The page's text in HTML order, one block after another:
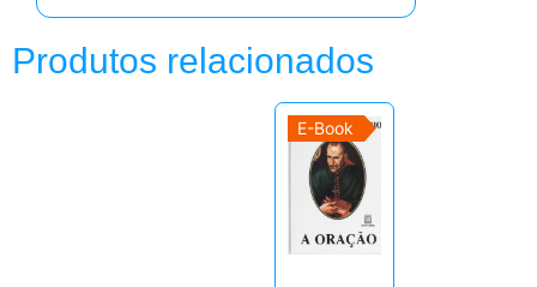
Produtos relacionados
E-Book